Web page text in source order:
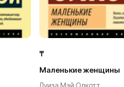
₸
Маленькие женщины